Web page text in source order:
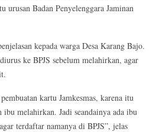
urusan Badan Penyelenggara Jaminan
kepada warga Desa Karang Bajo.
ke BPJS sebelum melahirkan, agar
kartu Jamkesmas, karena itu
ibu melahirkan. Jadi seandainya ada ibu
terdaftar namanya di BPJS”, jelas